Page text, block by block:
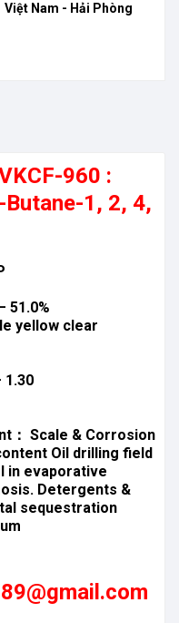
Việt Nam - Hải Phòng
960 :
1, 2, 4,
51.0%
yellow clear
1.30
： Scale & Corrosion
Oil drilling field
in evaporative
Detergents &
sequestration